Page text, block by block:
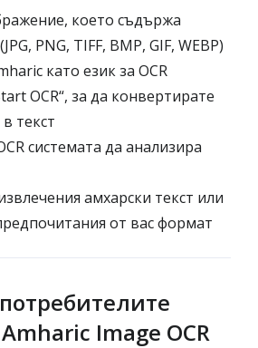
което съдържа
PNG, TIFF, BMP, GIF, WEBP)
като език за OCR
OCR“, за да конвертирате
текст
системата да анализира
амхарски текст или
от вас формат
Image OCR